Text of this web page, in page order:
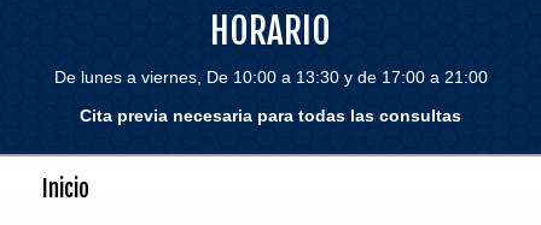
HORARIO
De lunes a viernes, De 10:00 a 13:30 y de 17:00 a 21:00
Cita previa necesaria para todas las consultas
Inicio